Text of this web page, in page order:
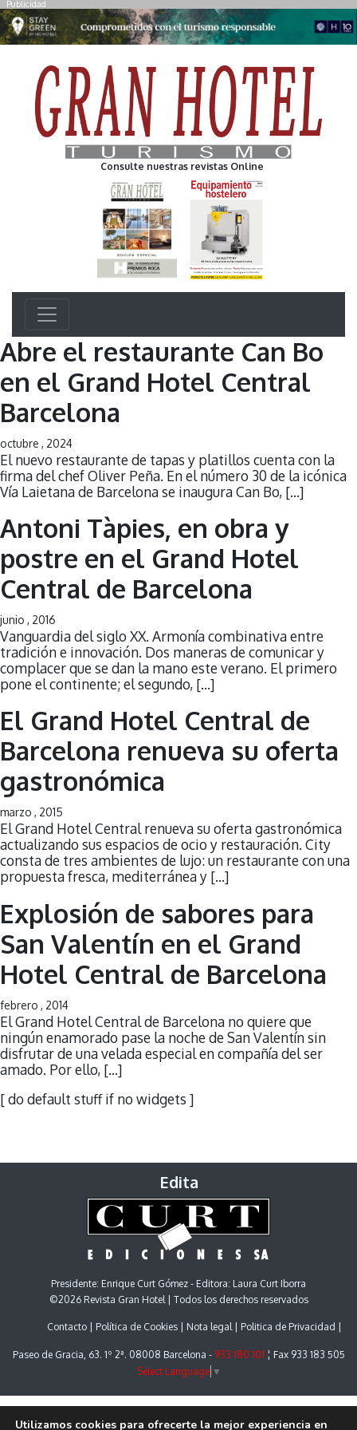
Publicidad
Consulte nuestras revistas Online
Abre el restaurante Can Bo
en el Grand Hotel Central
Barcelona
octubre , 2024
El nuevo restaurante de tapas y platillos cuenta con la
firma del chef Oliver Peña. En el número 30 de la icónica
Vía Laietana de Barcelona se inaugura Can Bo, […]
Antoni Tàpies, en obra y
postre en el Grand Hotel
Central de Barcelona
junio , 2016
Vanguardia del siglo XX. Armonía combinativa entre
tradición e innovación. Dos maneras de comunicar y
complacer que se dan la mano este verano. El primero
pone el continente; el segundo, […]
El Grand Hotel Central de
Barcelona renueva su oferta
gastronómica
marzo , 2015
El Grand Hotel Central renueva su oferta gastronómica
actualizando sus espacios de ocio y restauración. City
consta de tres ambientes de lujo: un restaurante con una
propuesta fresca, mediterránea y […]
Explosión de sabores para
San Valentín en el Grand
Hotel Central de Barcelona
febrero , 2014
El Grand Hotel Central de Barcelona no quiere que
ningún enamorado pase la noche de San Valentín sin
disfrutar de una velada especial en compañía del ser
amado. Por ello, […]
[ do default stuff if no widgets ]
Edita
Presidente: Enrique Curt Gómez - Editora: Laura Curt Iborra
©2026 Revista Gran Hotel | Todos los derechos reservados
Contacto Política de Cookies Nota legal Politica de Privacidad
Paseo de Gracia, 63. 1º 2ª. 08008 Barcelona - 933 180 101 ¦ Fax 933 183 505
Select Language ▼
Utilizamos cookies para ofrecerte la mejor experiencia en